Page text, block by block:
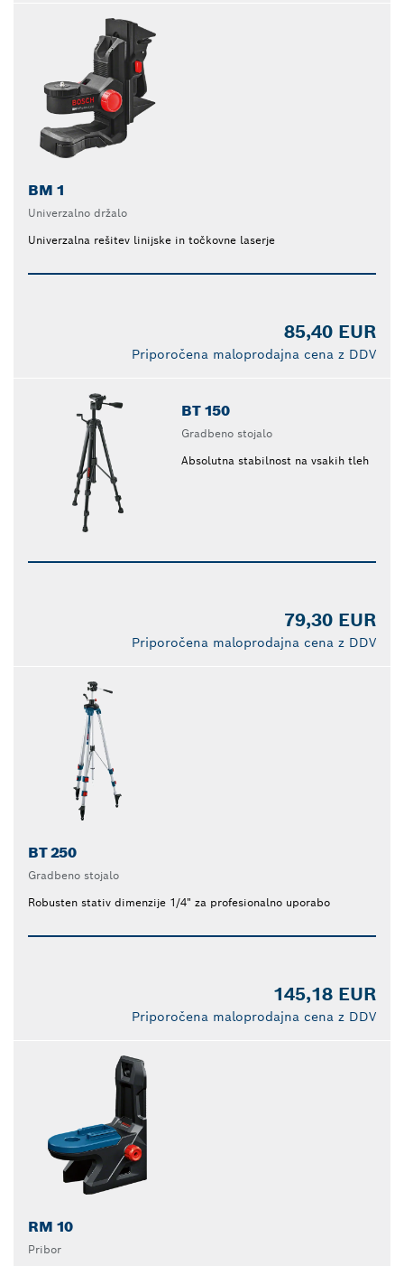
BM 1
Univerzalno držalo
Univerzalna rešitev linijske in točkovne laserje
85,40 EUR
Priporočena maloprodajna cena z DDV
BT 150
Gradbeno stojalo
Absolutna stabilnost na vsakih tleh
79,30 EUR
Priporočena maloprodajna cena z DDV
BT 250
Gradbeno stojalo
Robusten stativ dimenzije 1/4" za profesionalno uporabo
145,18 EUR
Priporočena maloprodajna cena z DDV
RM 10
Pribor